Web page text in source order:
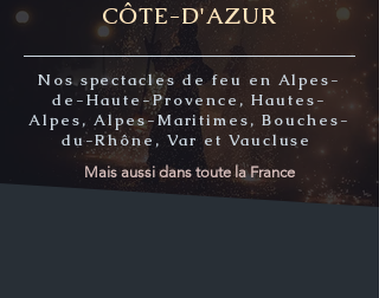
CÔTE-D'AZUR
Nos spectacles de feu en Alpes-
de-Haute-Provence, Hautes-
Alpes, Alpes-Maritimes, Bouches-
du-Rhône, Var et Vaucluse
Mais aussi dans toute la France